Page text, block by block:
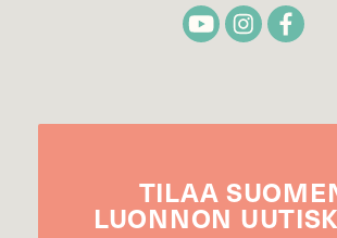
TILAA
LUONNON